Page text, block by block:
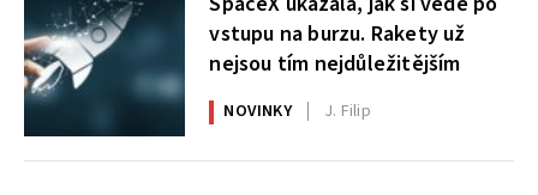
vstupu na burzu. Rakety už
nejsou tím nejdůležitějším
NOVINKY J. Filip